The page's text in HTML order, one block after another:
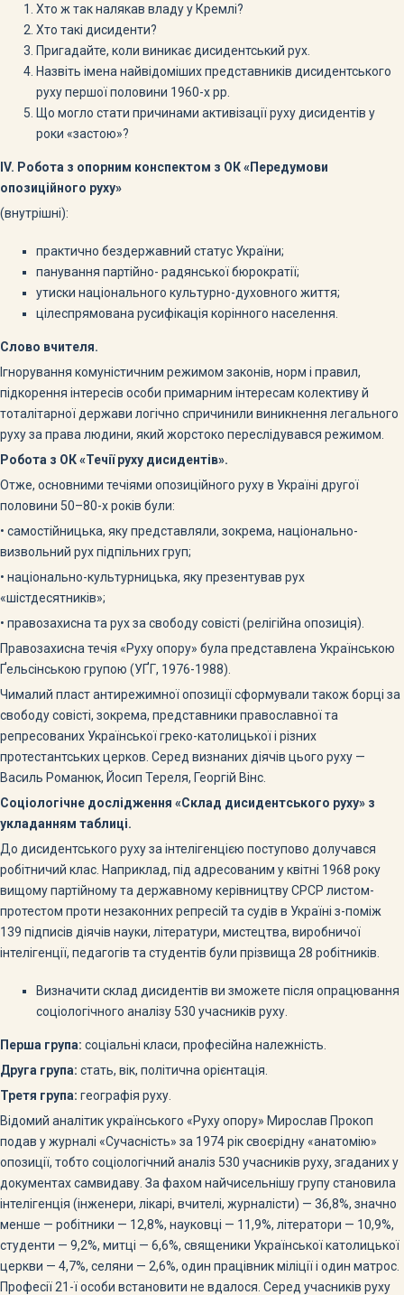
Хто ж так налякав владу у Кремлі?
Хто такі дисиденти?
Пригадайте, коли виникає дисидентський рух.
Назвіть імена найвідоміших представників дисидентського
руху першої половини 1960-х рр.
Що могло стати причинами активізації руху дисидентів у
роки «застою»?
IV. Робота з опорним конспектом з ОК «Передумови
опозиційного руху»
(внутрішні):
практично бездержавний статус України;
панування партійно- радянської бюрократії;
утиски національного культурно-духовного життя;
цілеспрямована русифікація корінного населення.
Слово вчителя.
Ігнорування комуністичним режимом законів, норм і правил,
підкорення інтересів особи примарним інтересам колективу й
тоталітарної держави логічно спричинили виникнення легального
руху за права людини, який жорстоко переслідувався режимом.
Робота з ОК «Течії руху дисидентів».
Отже, основними течіями опозиційного руху в Україні другої
половини 50–80-х років були:
• самостійницька, яку представляли, зокрема, національно-
визвольний рух підпільних груп;
• національно-культурницька, яку презентував рух
«шістдесятників»;
• правозахисна та рух за свободу совісті (релігійна опозиція).
Правозахисна течія «Руху опору» була представлена Українською
Ґельсінською групою (УҐГ, 1976-1988).
Чималий пласт антирежимної опозиції сформували також борці за
свободу совісті, зокрема, представники православної та
репресованих Української греко-католицької і різних
протестантських церков. Серед визнаних діячів цього руху —
Василь Романюк, Йосип Тереля, Георгій Вінс.
Соціологічне дослідження «Склад дисидентського руху» з
укладанням таблиці.
До дисидентського руху за інтелігенцією поступово долучався
робітничий клас. Наприклад, під адресованим у квітні 1968 року
вищому партійному та державному керівництву СРСР листом-
протестом проти незаконних репресій та судів в Україні з-поміж
139 підписів діячів науки, літератури, мистецтва, виробничої
інтелігенції, педагогів та студентів були прізвища 28 робітників.
Визначити склад дисидентів ви зможете після опрацювання
соціологічного аналізу 530 учасників руху.
Перша група: соціальні класи, професійна належність.
Друга група: стать, вік, політична орієнтація.
Третя група: географія руху.
Відомий аналітик українського «Руху опору» Мирослав Прокоп
подав у журналі «Сучасність» за 1974 рік своєрідну «анатомію»
опозиції, тобто соціологічний аналіз 530 учасників руху, згаданих у
документах самвидаву. За фахом найчисельнішу групу становила
інтелігенція (інженери, лікарі, вчителі, журналісти) — 36,8%, значно
менше — робітники — 12,8%, науковці — 11,9%, літератори — 10,9%,
студенти — 9,2%, митці — 6,6%, священики Української католицької
церкви — 4,7%, селяни — 2,6%, один працівник міліції і один матрос.
Професії 21-ї особи встановити не вдалося. Серед учасників руху